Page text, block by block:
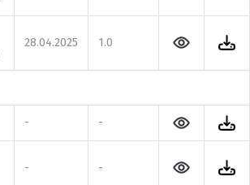
28.04.2025 1.0
- -
- -